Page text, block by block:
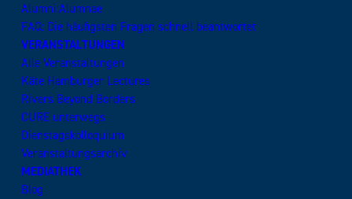
Alumni:Alumnae
FAQ: Die häufigsten Fragen schnell beantwortet
VERANSTALTUNGEN
Alle Veranstaltungen
Käte Hamburger Lectures
Rivers Beyond Borders
CURE unterwegs
Dienstagskolloquium
Veranstaltungsarchiv
MEDIATHEK
Blog